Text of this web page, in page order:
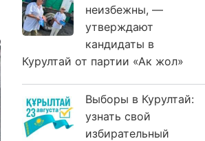
неизбежны, —
утверждают
кандидаты в
Курултай от партии «Ак жол»
Выборы в Курултай:
узнать свой
избирательный